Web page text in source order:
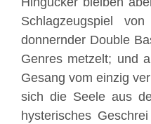
Schlagzeugspiel
donnernder Double
Genres metzelt; und
Gesang vom einzig
sich die Seele aus
hysterisches